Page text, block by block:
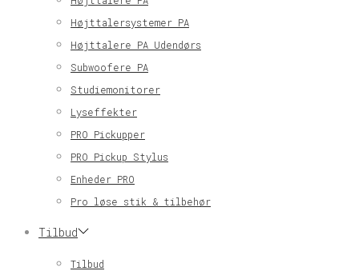
Højttalersystemer PA
Højttalere PA Udendørs
Subwoofere PA
Studiemonitorer
Lyseffekter
PRO Pickupper
PRO Pickup Stylus
Enheder PRO
Pro løse stik & tilbehør
Tilbud
Tilbud